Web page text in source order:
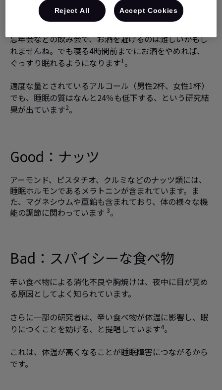
Bad： アルコール
忘年会などの飲み会で、お酒を避けるのは難しいかもし
れませんね。でも寝る4時間前までにお酒をやめれば、
ぐっすり眠れるようになります1 。
適度な量とされているアルコール（男性2杯、女性1杯）
でも、睡眠の質はなんと24％も低下する、という研究結
果が出ています2。
Good： ナッツ
アーモンド、ピスタチオ、クルミなどのナッツ類には、
睡眠ホルモンであるメラトニンが含まれています。ま
た、マグネシウムや亜鉛も含まれており、体の様々な機
能の調節に関わっています 3。
Bad： スパイシーな食べ物
辛い食べ物による消化不良や胸焼けは、夜中に目が覚め
る原因としてよく知られています。
さらに一部の研究者は、辛い食べ物が体温に影響し、眠
りにつくことを妨げる、と提唱しています4。
これは、体温が高くなることが睡眠障害につながるから
です。
Reject All Accept Cookies